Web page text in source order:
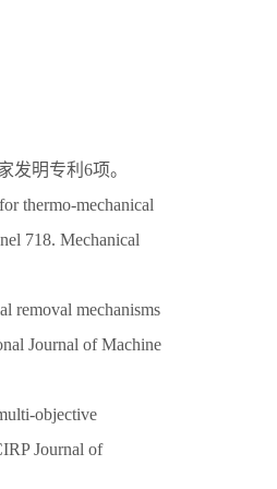
发明专利 6项。
thermo-mechanical
718. Mechanical
removal mechanisms
Journal of Machine
objective
Journal of